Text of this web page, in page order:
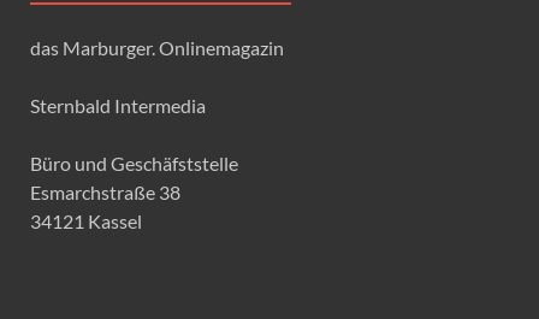
das Marburger. Onlinemagazin
Sternbald Intermedia
Büro und Geschäfststelle
Esmarchstraße 38
34121 Kassel